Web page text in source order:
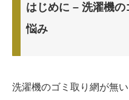
はじめに – 洗濯機
悩み
洗濯機のゴミ取り網が無